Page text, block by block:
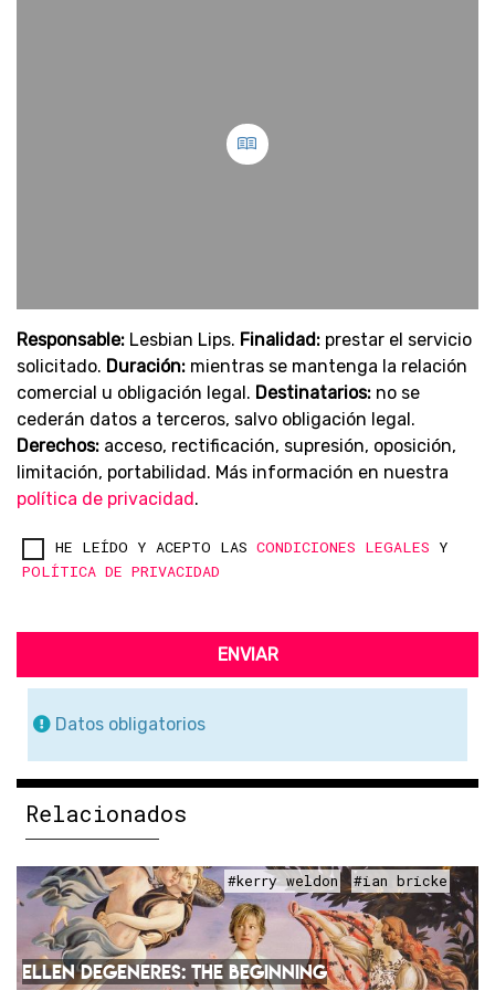
Responsable: Lesbian Lips. Finalidad: prestar el servicio
solicitado. Duración: mientras se mantenga la relación
comercial u obligación legal. Destinatarios: no se
cederán datos a terceros, salvo obligación legal.
Derechos: acceso, rectificación, supresión, oposición,
limitación, portabilidad. Más información en nuestra
política de privacidad .
HE LEÍDO Y ACEPTO LAS CONDICIONES LEGALES Y
POLÍTICA DE PRIVACIDAD
ENVIAR
Datos obligatorios
Relacionados
#kerry weldon #ian bricke
ELLEN DEGENERES: THE BEGINNING